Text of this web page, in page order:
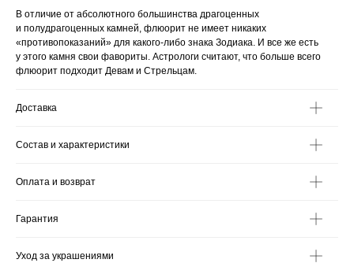
В отличие от абсолютного большинства драгоценных
и полудрагоценных камней, флюорит не имеет никаких
«противопоказаний» для какого-либо знака Зодиака. И все же есть
у этого камня свои фавориты. Астрологи считают, что больше всего
флюорит подходит Девам и Стрельцам.
Доставка
Состав и характеристики
Оплата и возврат
Гарантия
Уход за украшениями